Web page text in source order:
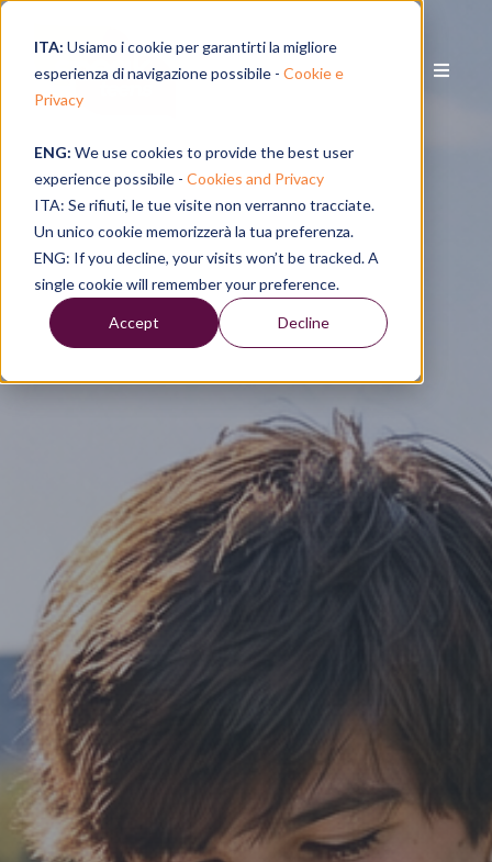
ITA: Usiamo i cookie per garantirti la migliore
esperienza di navigazione possibile - Cookie e
Privacy
ENG: We use cookies to provide the best user
experience possibile - Cookies and Privacy
ITA: Se rifiuti, le tue visite non verranno tracciate.
Un unico cookie memorizzerà la tua preferenza.
ENG: If you decline, your visits won’t be tracked. A
single cookie will remember your preference.
Accept Decline